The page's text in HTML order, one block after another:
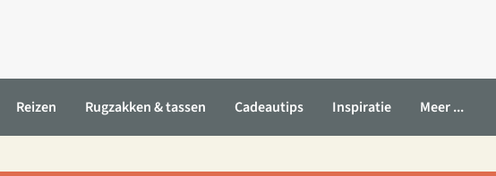
Reizen Rugzakken & tassen Cadeautips Inspiratie Meer ...